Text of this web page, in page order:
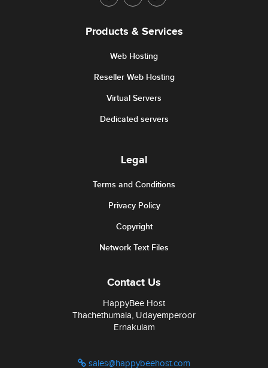
Products & Services
Web Hosting
Reseller Web Hosting
Virtual Servers
Dedicated servers
Legal
Terms and Conditions
Privacy Policy
Copyright
Network Text Files
Contact Us
HappyBee Host
Thachethumala, Udayemperoor
Ernakulam
sales@happybeehost.com